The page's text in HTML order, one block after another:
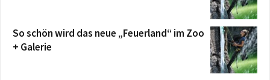
So schön wird das neue „Feuerland“ im Zoo
+ Galerie